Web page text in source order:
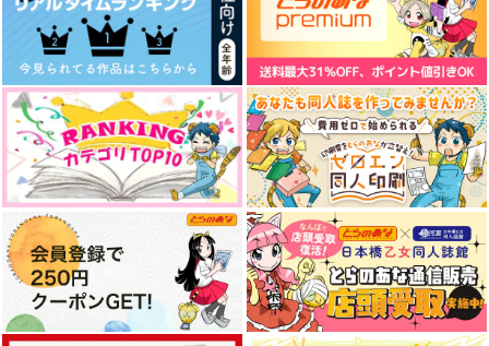
サンプル
作品詳細
サンプル
作品詳細
サンプル
作品詳細